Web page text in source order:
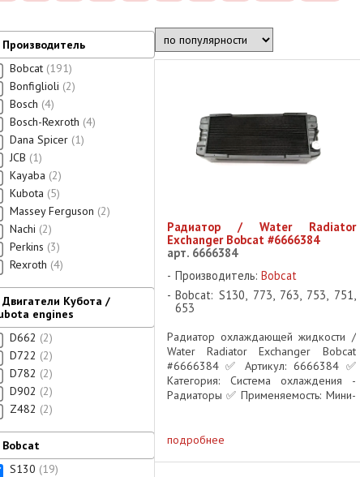
Производитель
Bobcat 191
Bonfiglioli 2
Bosch 4
Bosch-Rexroth 4
Dana Spicer 1
JCB 1
Kayaba 2
Kubota
5
Massey Ferguson 2
Nachi 2
Perkins 3
Rexroth 4
Двигатели Кубота /
engines
D662
2
D722
2
D782
2
D902
2
Z482
2
Bobcat
S130 19
Радиатор / Water Radiator
Exchanger Bobcat #6666384
арт. 6666384
Производитель: Bobcat
Bobcat: S130, 773, 763, 753, 751,
653
Радиатор охлаждающей жидкости /
Water Radiator Exchanger Bobcat
#6666384 ✅ Артикул: 6666384 ✅
Категория: Система охлаждения -
Радиаторы ✅ Применяемость: Мини-
охлаждающей жидкости Bobcat
подробнее